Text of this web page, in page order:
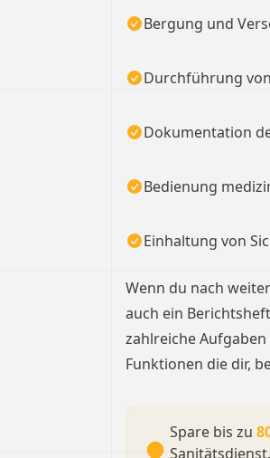
Bergung und
Durchführung
Dokumentation
Bedienung
Einhaltung von
Wenn du nach
auch ein
zahlreiche
Funktionen die dir,
Spare bis zu